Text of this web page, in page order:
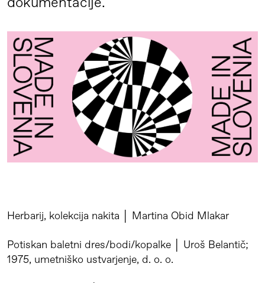
dokumentacije.
Herbarij, kolekcija nakita │ Martina Obid Mlakar
Potiskan baletni dres/bodi/kopalke │ Uroš Belantič;
1975, umetniško ustvarjenje, d. o. o.